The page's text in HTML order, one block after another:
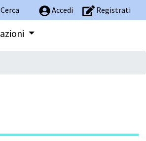
Accedi Registrati
Cerca